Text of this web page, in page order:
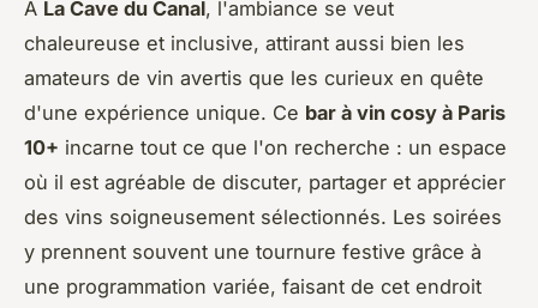
À La Cave du Canal, l'ambiance se veut
chaleureuse et inclusive, attirant aussi bien les
amateurs de vin avertis que les curieux en quête
d'une expérience unique. Ce bar à vin cosy à Paris
10+ incarne tout ce que l'on recherche : un espace
où il est agréable de discuter, partager et apprécier
des vins soigneusement sélectionnés. Les soirées
y prennent souvent une tournure festive grâce à
une programmation variée, faisant de cet endroit